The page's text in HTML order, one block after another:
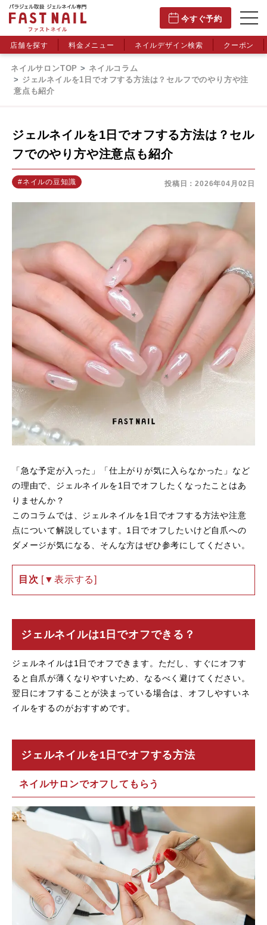
今すぐ予約
店舗を探す 料金メニュー ネイルデザイン検索 クーポン
ネイルサロンTOP
ネイルコラム
ジェルネイルを1日でオフする方法は？セルフでのやり方や注
意点も紹介
ジェルネイルを1日でオフする方法は？セル
フでのやり方や注意点も紹介
#ネイルの豆知識 投稿日：2026年04月02日
「急な予定が入った」「仕上がりが気に入らなかった」など
の理由で、ジェルネイルを1日でオフしたくなったことはあ
りませんか？
このコラムでは、ジェルネイルを1日でオフする方法や注意
点について解説しています。1日でオフしたいけど自爪への
ダメージが気になる、そんな方はぜひ参考にしてください。
目次
ジェルネイルは1日でオフできる？
ジェルネイルは1日でオフできます。ただし、すぐにオフす
ると自爪が薄くなりやすいため、なるべく避けてください。
翌日にオフすることが決まっている場合は、オフしやすいネ
イルをするのがおすすめです。
ジェルネイルを1日でオフする方法
ネイルサロンでオフしてもらう